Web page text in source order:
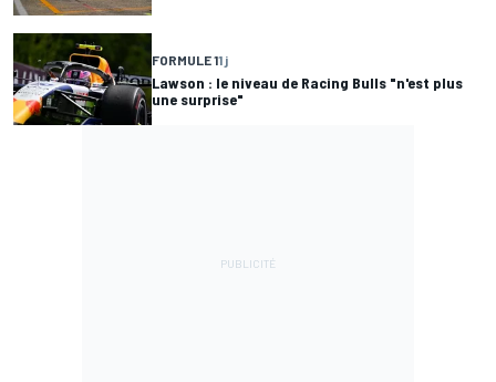
FORMULE 11 j
Lawson : le niveau de Racing Bulls "n'est plus
une surprise"